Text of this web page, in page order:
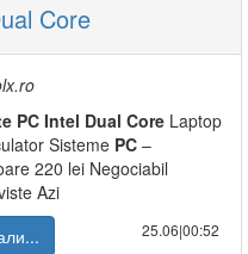
Core
PC Intel Dual Core Laptop
Sisteme PC –
220 lei Negociabil
Azi
25.06|00:52